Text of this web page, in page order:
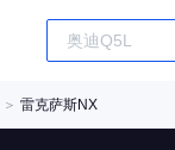
＞ 雷克萨斯NX